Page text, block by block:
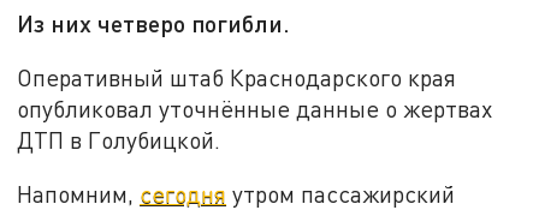
Из них четверо погибли.
Оперативный штаб Краснодарского края
опубликовал уточнённые данные о жертвах
ДТП в Голубицкой.
Напомним, сегодня утром пассажирский